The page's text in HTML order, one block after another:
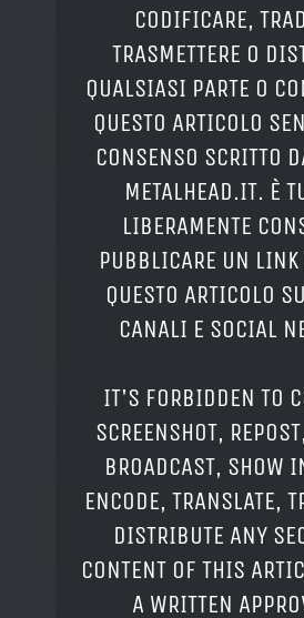
CODIFICARE,
TRASMETTERE O
QUALSIASI PARTE O
QUESTO ARTICOLO
CONSENSO SCRITTO
METALHEAD.IT. È
LIBERAMENTE
PUBBLICARE UN LINK
QUESTO ARTICOLO
CANALI E SOCIAL
IT'S FORBIDDEN TO
SCREENSHOT,
BROADCAST, SHOW
ENCODE, TRANSLATE,
DISTRIBUTE ANY
CONTENT OF THIS
A WRITTEN